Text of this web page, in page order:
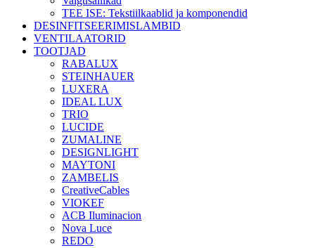
TEE ISE: Tekstiilkaablid ja komponendid
DESINFITSEERIMISLAMBID
VENTILAATORID
TOOTJAD
RABALUX
STEINHAUER
LUXERA
IDEAL LUX
TRIO
LUCIDE
ZUMALINE
DESIGNLIGHT
MAYTONI
ZAMBELIS
CreativeCables
VIOKEF
ACB Iluminacion
Nova Luce
REDO